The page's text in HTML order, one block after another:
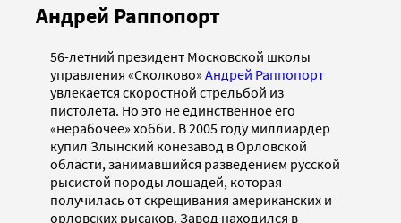
Андрей Раппопорт
56-летний президент Московской школы
управления «Сколково» Андрей Раппопорт
увлекается скоростной стрельбой из
пистолета. Но это не единственное его
«нерабочее» хобби. В 2005 году миллиардер
купил Злынский конезавод в Орловской
области, занимавшийся разведением русской
рысистой породы лошадей, которая
получилась от скрещивания американских и
орловских рысаков. Завод находился в